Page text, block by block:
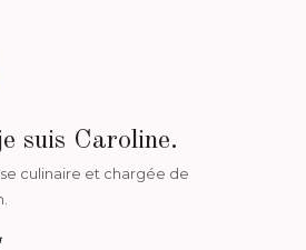
suis Caroline.
culinaire et chargée de